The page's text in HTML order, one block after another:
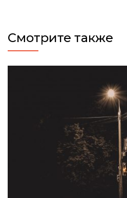
Смотрите также